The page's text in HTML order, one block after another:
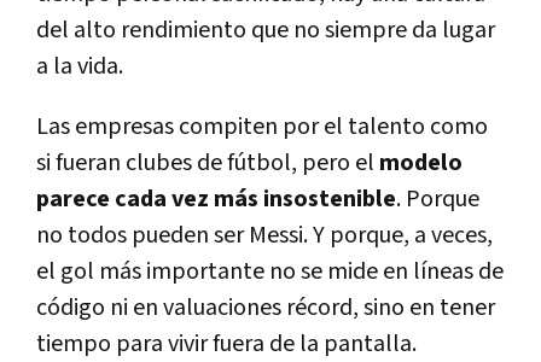
del alto rendimiento que no siempre da lugar
a la vida.
Las empresas compiten por el talento como
si fueran clubes de fútbol, pero el modelo
parece cada vez más insostenible. Porque
no todos pueden ser Messi. Y porque, a veces,
el gol más importante no se mide en líneas de
código ni en valuaciones récord, sino en tener
tiempo para vivir fuera de la pantalla.